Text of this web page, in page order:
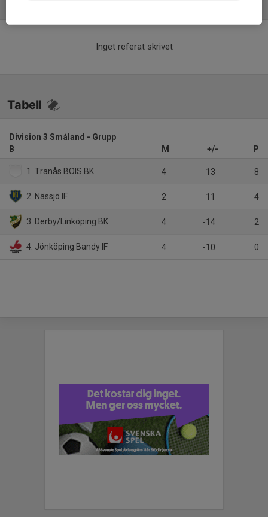
Inget referat skrivet
Tabell
Division 3 Småland - Grupp
B
M +/- P
1. Tranås BOIS BK 4 13 8
2. Nässjö IF 2 11 4
3. Derby/Linköping BK 4 -14 2
4. Jönköping Bandy IF 4 -10 0